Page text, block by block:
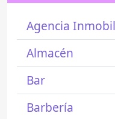
Agencia
Almacén
Bar
Barbería